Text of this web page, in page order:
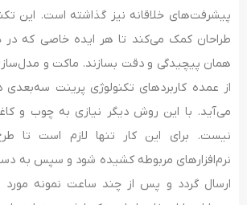
پیشرفت‌های خلاقانه نیز گذاشته است. این
طراحان کمک می‌کند تا هر ایده خاصی که در
همان پیچیدگی و دقت بسازند. ماکت و
از عمده کاربردهای تکنولوژی پرینت سه‌بعدی
می‌آید. با این روش دیگر نیازی به چوب و
نیست. برای این کار تنها لازم است تا
نرم‌افزارهای مربوطه کشیده شود و سپس به
ارسال گردد و پس از چند ساعت نمونه